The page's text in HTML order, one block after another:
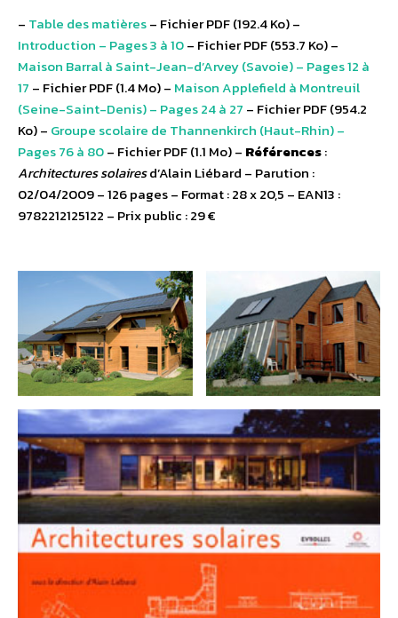
– Table des matières– Fichier PDF (192.4 Ko) –
Introduction – Pages 3 à 10– Fichier PDF (553.7 Ko) –
Maison Barral à Saint-Jean-d’Arvey (Savoie) – Pages 12 à
17 – Fichier PDF (1.4 Mo) – Maison Applefield à Montreuil
(Seine-Saint-Denis) – Pages 24 à 27 – Fichier PDF (954.2
Ko) – Groupe scolaire de Thannenkirch (Haut-Rhin) –
Pages 76 à 80– Fichier PDF (1.1 Mo) – Références:
Architectures solairesd’Alain Liébard – Parution :
02/04/2009 – 126 pages – Format : 28 x 20,5 – EAN13 :
9782212125122 – Prix public : 29 €